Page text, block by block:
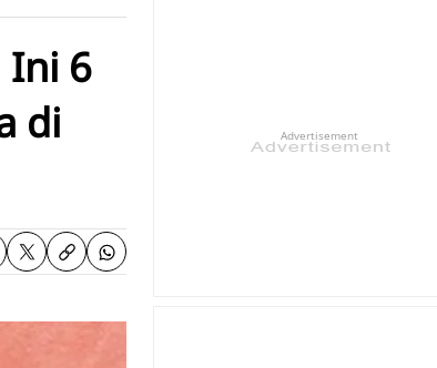
Ini 6
di
Advertisement